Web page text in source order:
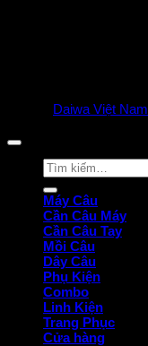
Daiwa Việt Nam
Tìm
kiếm:
Máy Câu
Cần Câu Máy
Cần Câu Tay
Mồi Câu
Dây Câu
Phụ Kiện
Combo
Linh Kiện
Trang Phục
Cửa hàng